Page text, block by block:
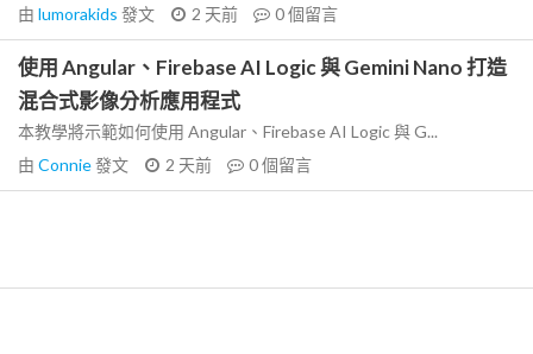
由 lumorakids 發文 2 天前 0個留言
使用 Angular、Firebase AI Logic 與 Gemini Nano 打造
混合式影像分析應用程式
本教學將示範如何使用 Angular、Firebase AI Logic 與 G...
由 Connie發文 2 天前 0個留言